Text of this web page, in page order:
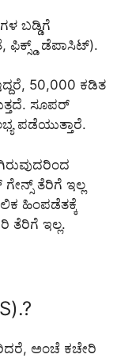
ಬಡ್ಡಿಗೆ
ಫಿಕ್ಸ್ಡ್ ಡೆಪಾಸಿಟ್).
50,000 ಕಡಿತ
ಸೂಪರ್
ಪಡೆಯುತ್ತಾರೆ.
ತೆರಿಗೆ ಇಲ್ಲ
ಹಿಂಪಡೆತಕ್ಕೆ
ತೆರಿಗೆ ಇಲ್ಲ.
ಅಂಚೆ ಕಚೇರಿ